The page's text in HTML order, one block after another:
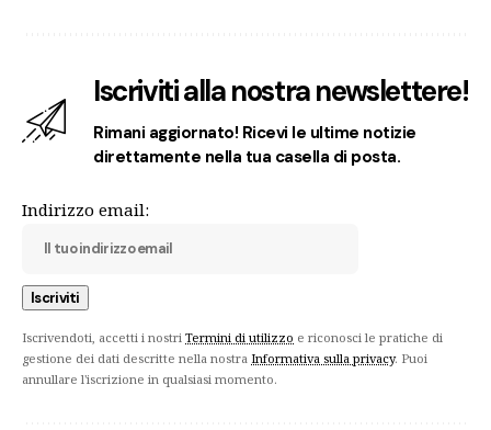
Iscriviti alla nostra newslettere!
Rimani aggiornato! Ricevi le ultime notizie
direttamente nella tua casella di posta.
Indirizzo email:
Iscrivendoti, accetti i nostri Termini di utilizzo e riconosci le pratiche di
gestione dei dati descritte nella nostra Informativa sulla privacy. Puoi
annullare l'iscrizione in qualsiasi momento.